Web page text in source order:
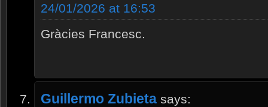
24/01/2026 at 16:53
Gràcies Francesc.
Guillermo Zubieta says: